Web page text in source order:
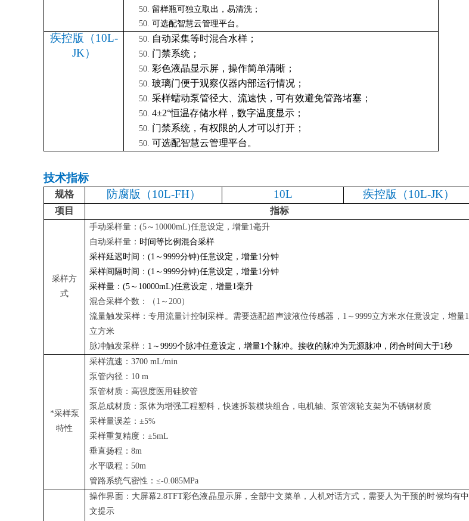
留样瓶可独立取出，易清洗；
可选配智慧云管理平台。
疾控版（10L-
JK）
自动采集等时混合水样 ；
门禁系统；
彩色液晶显示屏，操作简单清晰 ；
玻璃门便于观察仪器内部运行情况 ；
采样蠕动泵管径大、流速快，可有效避免管路堵塞 ；
4±2°恒温存储水样，数字温度显示；
门禁系统，有权限的人才可以打开；
可选配智慧云管理平台 。
技术指标
规格 防腐版（10L-FH） 10L 疾控版（10L-JK）
项目 指标
采样方
式
手动采样量 ：(5 ～ 10000mL)任意设定，增量1毫升
自动采样量 ： 时间等比例混合采样
采样延迟时间 ：(1～9999分钟)任意设定，增量1分钟
采样间隔时间 ：(1～9999分钟)任意设定，增量1分钟
采样量：(5～ 10000mL)任意设定，增量1毫升
混合采样个数：（ 1 ～200）
流量触发采样 ：专用流量计控制采样。需要选配超声波液位传感器， 1～9999立方米水任意设定，增量1
立方米
脉冲触发采样： 1 ～9999个脉冲任意设定，增量1个脉冲。接收的脉冲为无源脉冲，闭合时间大于1秒
*采样泵
特性
采样流速：3700 mL/min
泵管内径 ： 10 m
泵管材质： 高强度医用硅胶管
泵总成材质：泵体为增强工程塑料，快速拆装模块组合，电机轴、泵管滚轮支架为不锈钢材质
采样量误差：±5%
采样重复精度：±5mL
垂直扬程 ：8m
水平吸程 ：50m
管路系统气密性 ：≤-0.085MPa
操作界面 ： 大屏幕2.8TFT彩色液晶显示屏，全部中文菜单，人机对话方式，需要人为干预的时候均有中
文提示